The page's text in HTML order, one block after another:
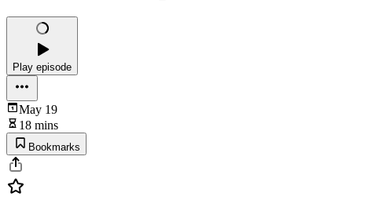
Play episode
May 19
18 mins
Bookmarks